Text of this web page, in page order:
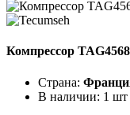
Компрессор
Страна:
В наличии: 1 шт